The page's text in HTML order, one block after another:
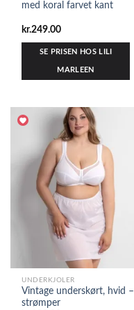
med koral farvet kant
kr.249.00
SE PRISEN HOS LILI
MARLEEN
UNDERKJOLER
Vintage underskørt, hvid –
strømper